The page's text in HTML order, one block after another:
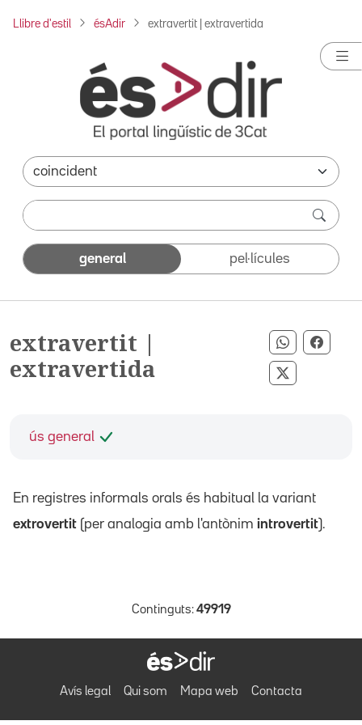
Llibre d'estil ésAdir extravertit | extravertida
general pel·lícules
extravertit |
extravertida
Compartir
Compartir
ús general
En registres informals orals és habitual la variant
extrovertit (per analogia amb l'antònim introvertit).
Continguts: 49919
Avís legal Qui som Mapa web Contacta